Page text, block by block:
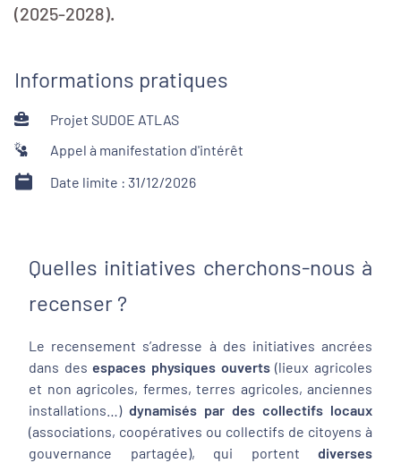
(2025-2028).
Informations pratiques
Projet SUDOE ATLAS
Appel à manifestation d'intérêt
Date limite : 31/12/2026
Quelles initiatives cherchons-nous à
recenser ?
Le recensement s’adresse à des initiatives ancrées
dans desespaces physiques ouverts(lieux agricoles
et non agricoles, fermes, terres agricoles, anciennes
installations…) dynamisés par des collectifs locaux
(associations, coopératives ou collectifs de citoyens à
gouvernance partagée), qui portent diverses